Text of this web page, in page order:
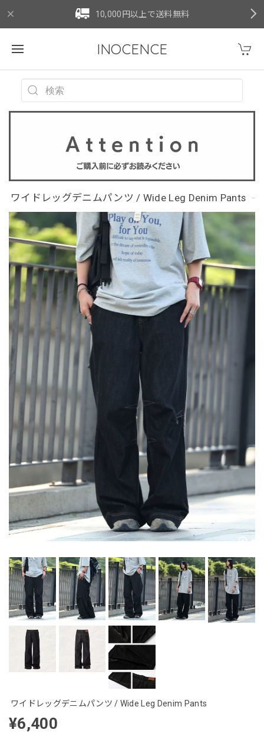
10,000円以上で送料無料
INOCENCE
ワイドレッグデニムパンツ / Wide Leg Denim Pants
ワイドレッグデニムパンツ / Wide Leg Denim Pants
¥6,400